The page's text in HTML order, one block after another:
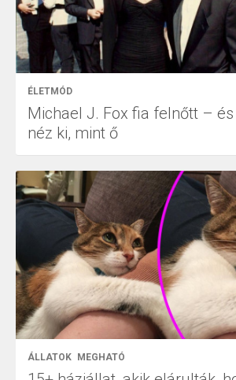
ÉLETMÓD
Michael J. Fox fia felnőtt –
néz ki, mint ő
ÁLLATOK MEGHATÓ